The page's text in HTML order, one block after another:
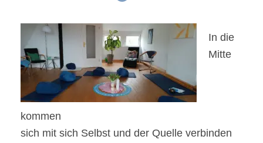
In die
Mitte
kommen
sich mit sich Selbst und der Quelle verbinden